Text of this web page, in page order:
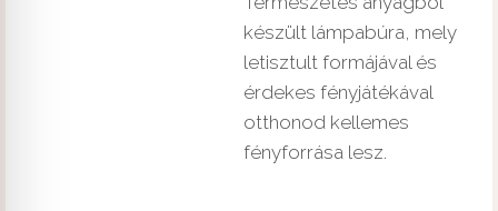
készült lámpabúra, mely
letisztult formájával és
érdekes fényjátékával
otthonod kellemes
fényforrása lesz.